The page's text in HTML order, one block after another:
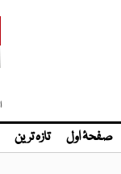
صفحۂ اول تازہ ترین